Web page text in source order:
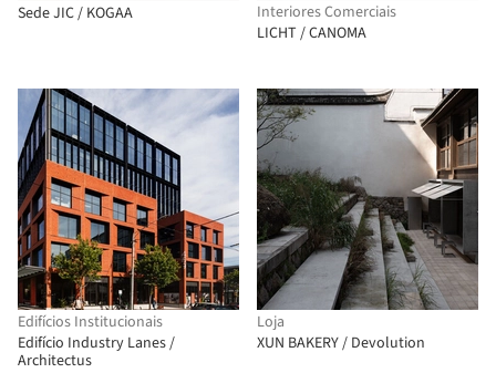
Sede JIC / KOGAA
Interiores Comerciais
LICHT / CANOMA
Edifícios Institucionais
Edifício Industry Lanes /
Architectus
Loja
XUN BAKERY / Devolution